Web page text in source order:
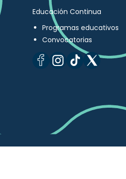
Educación Continua
Programas educativos
Convocatorias